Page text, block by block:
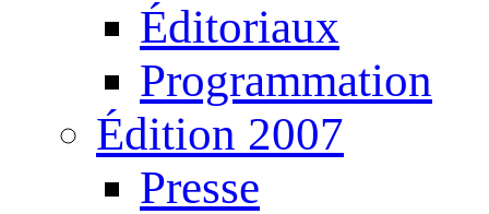
Éditoriaux
Programmation
Édition 2007
Presse